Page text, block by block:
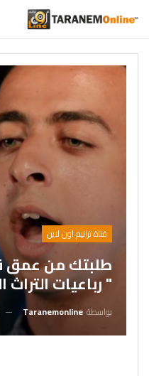
قناة ترانيم اون لاين
طلبتك من عمق
" رباعيات
بواسطة Taranemonline